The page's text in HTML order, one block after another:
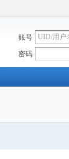
账号
密码